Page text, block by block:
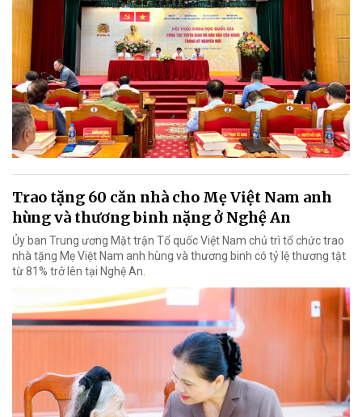
Trao tặng 60 căn nhà cho Mẹ Việt Nam anh
hùng và thương binh nặng ở Nghệ An
Ủy ban Trung ương Mặt trận Tổ quốc Việt Nam chủ trì tổ chức trao
nhà tặng Mẹ Việt Nam anh hùng và thương binh có tỷ lệ thương tật
từ 81% trở lên tại Nghệ An.